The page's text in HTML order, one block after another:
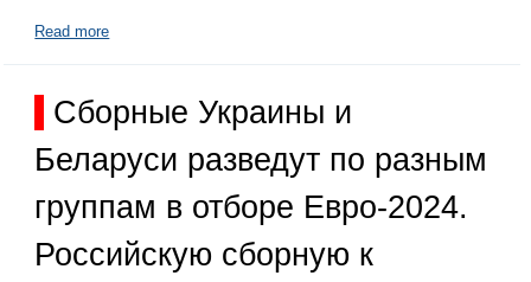
Read more
Сборные Украины и
Беларуси разведут по разным
группам в отборе Евро-2024.
Российскую сборную к